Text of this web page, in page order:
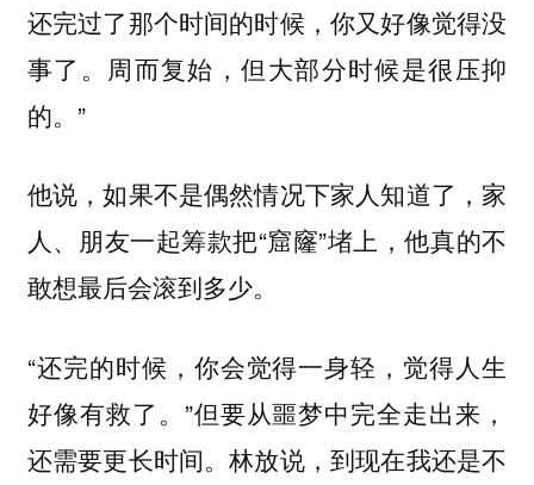
还完过了那个时间的时候，你又好像觉得没
事了。周而复始，但大部分时候是很压抑
的。”
他说，如果不是偶然情况下家人知道了，家
人、朋友一起筹款把“窟窿”堵上，他真的不
敢想最后会滚到多少。
“还完的时候，你会觉得一身轻，觉得人生
好像有救了。”但要从噩梦中完全走出来，
还需要更长时间。林放说，到现在我还是不